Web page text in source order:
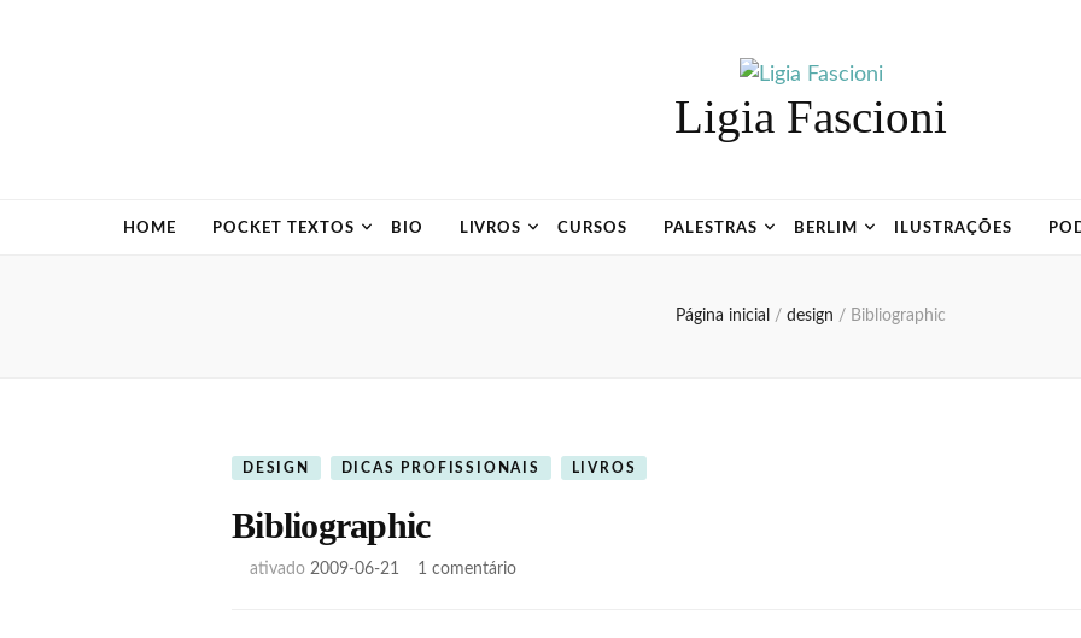
Ligia Fascioni
HOME POCKET TEXTOS BIO LIVROS CURSOS PALESTRAS BERLIM ILUSTRAÇÕES
Página inicial / design / Bibliographic
DESIGN DICAS PROFISSIONAIS LIVROS
Bibliographic
ativado 2009-06-21 1 comentárioem